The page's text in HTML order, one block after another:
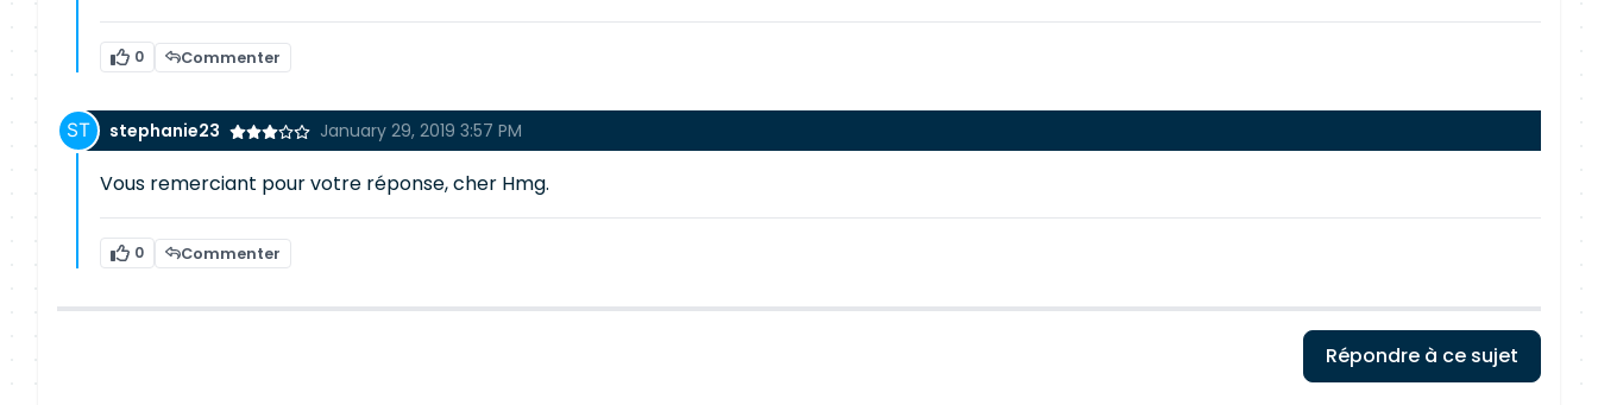
0 Commenter
stephanie23 January 29, 2019 3:57 PM
Vous remerciant pour votre réponse, cher Hmg.
0 Commenter
Répondre à ce sujet